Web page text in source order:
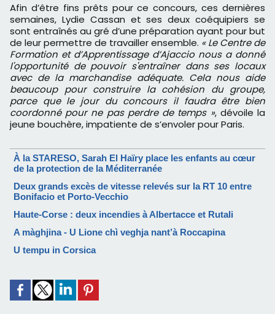
Afin d’être fins prêts pour ce concours, ces dernières
semaines, Lydie Cassan et ses deux coéquipiers se
sont entraînés au gré d’une préparation ayant pour but
de leur permettre de travailler ensemble. « Le Centre de
Formation et d’Apprentissage d’Ajaccio nous a donné
l'opportunité de pouvoir s'entraîner dans ses locaux
avec de la marchandise adéquate. Cela nous aide
beaucoup pour construire la cohésion du groupe,
parce que le jour du concours il faudra être bien
coordonné pour ne pas perdre de temps », dévoile la
jeune bouchère, impatiente de s’envoler pour Paris.
À la STARESO, Sarah El Haïry place les enfants au cœur
de la protection de la Méditerranée
Deux grands excès de vitesse relevés sur la RT 10 entre
Bonifacio et Porto-Vecchio
Haute-Corse : deux incendies à Albertacce et Rutali
A màghjina - U Lione chì veghja nant’à Roccapina
U tempu in Corsica